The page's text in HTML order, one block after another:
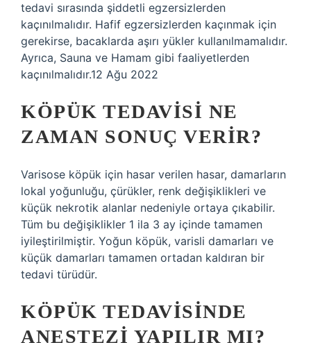
tedavi sırasında şiddetli egzersizlerden
kaçınılmalıdır. Hafif egzersizlerden kaçınmak için
gerekirse, bacaklarda aşırı yükler kullanılmamalıdır.
Ayrıca, Sauna ve Hamam gibi faaliyetlerden
kaçınılmalıdır.12 Ağu 2022
KÖPÜK TEDAVISI NE
ZAMAN SONUÇ VERIR?
Varisose köpük için hasar verilen hasar, damarların
lokal yoğunluğu, çürükler, renk değişiklikleri ve
küçük nekrotik alanlar nedeniyle ortaya çıkabilir.
Tüm bu değişiklikler 1 ila 3 ay içinde tamamen
iyileştirilmiştir. Yoğun köpük, varisli damarları ve
küçük damarları tamamen ortadan kaldıran bir
tedavi türüdür.
KÖPÜK TEDAVISINDE
ANESTEZI YAPILIR MI?